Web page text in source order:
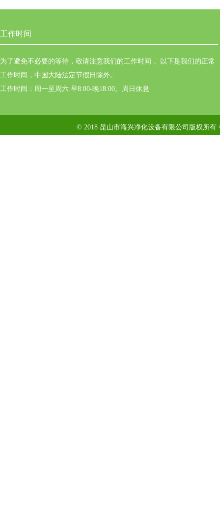
工作时间
为了避免不必要的等待，敬请注意我们的工作时间 。以下是我们的正常
工作时间，中国大陆法定节假日除外。
工作时间：周一至周六 早8:00-晚18:00。周日休息
© 2018 昆山市海兴净化设备有限公司版权所有